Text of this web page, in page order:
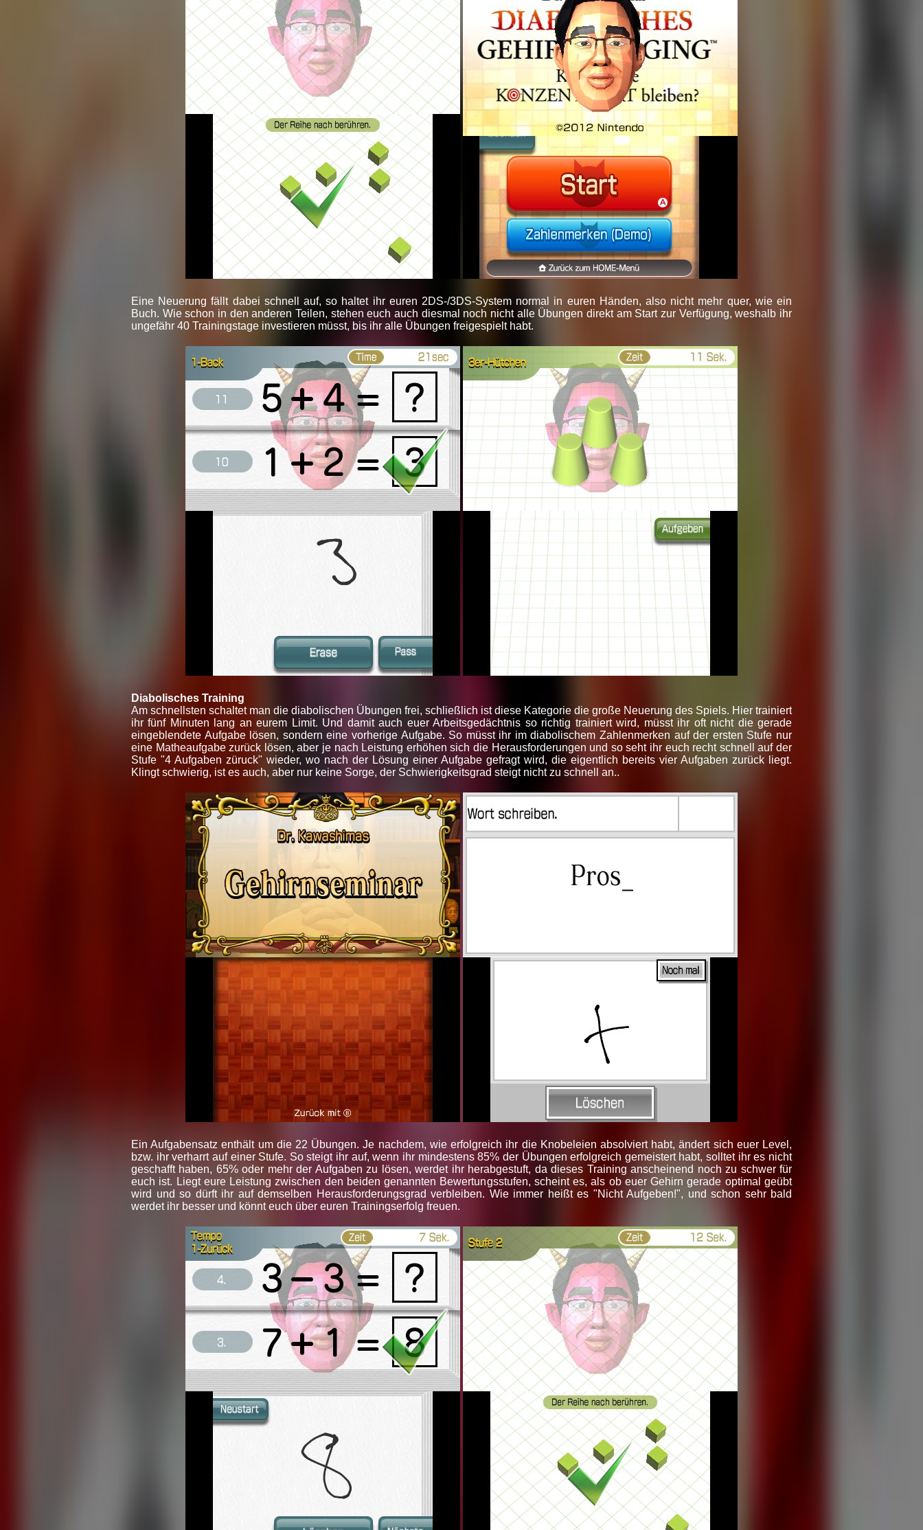
Eine Neuerung fällt dabei schnell auf, so haltet ihr euren 2DS-/3DS-System normal in euren Händen, also nicht mehr quer, wie ein
Buch. Wie schon in den anderen Teilen, stehen euch auch diesmal noch nicht alle Übungen direkt am Start zur Verfügung, weshalb ihr
ungefähr 40 Trainingstage investieren müsst, bis ihr alle Übungen freigespielt habt.
Diabolisches Training
Am schnellsten schaltet man die diabolischen Übungen frei, schließlich ist diese Kategorie die große Neuerung des Spiels. Hier trainiert
ihr fünf Minuten lang an eurem Limit. Und damit auch euer Arbeitsgedächtnis so richtig trainiert wird, müsst ihr oft nicht die gerade
eingeblendete Aufgabe lösen, sondern eine vorherige Aufgabe. So müsst ihr im diabolischem Zahlenmerken auf der ersten Stufe nur
eine Matheaufgabe zurück lösen, aber je nach Leistung erhöhen sich die Herausforderungen und so seht ihr euch recht schnell auf der
Stufe "4 Aufgaben züruck" wieder, wo nach der Lösung einer Aufgabe gefragt wird, die eigentlich bereits vier Aufgaben zurück liegt.
Klingt schwierig, ist es auch, aber nur keine Sorge, der Schwierigkeitsgrad steigt nicht zu schnell an..
Ein Aufgabensatz enthält um die 22 Übungen. Je nachdem, wie erfolgreich ihr die Knobeleien absolviert habt, ändert sich euer Level,
bzw. ihr verharrt auf einer Stufe. So steigt ihr auf, wenn ihr mindestens 85% der Übungen erfolgreich gemeistert habt, solltet ihr es nicht
geschafft haben, 65% oder mehr der Aufgaben zu lösen, werdet ihr herabgestuft, da dieses Training anscheinend noch zu schwer für
euch ist. Liegt eure Leistung zwischen den beiden genannten Bewertungsstufen, scheint es, als ob euer Gehirn gerade optimal geübt
wird und so dürft ihr auf demselben Herausforderungsgrad verbleiben. Wie immer heißt es "Nicht Aufgeben!", und schon sehr bald
werdet ihr besser und könnt euch über euren Trainingserfolg freuen.